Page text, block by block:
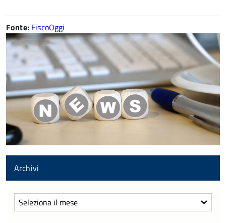
Fonte: FiscoOggi
Archivi
Archivi